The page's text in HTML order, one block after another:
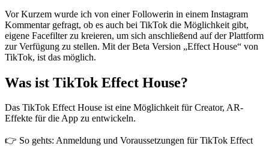
Vor Kurzem wurde ich von einer Followerin in einem Instagram
Kommentar gefragt, ob es auch bei TikTok die Möglichkeit gibt,
eigene Facefilter zu kreieren, um sich anschließend auf der Plattform
zur Verfügung zu stellen. Mit der Beta Version „Effect House“ von
TikTok, ist das möglich.
Was ist TikTok Effect House?
Das TikTok Effect House ist eine Möglichkeit für Creator, AR-
Effekte für die App zu entwickeln.
👉 So gehts: Anmeldung und Voraussetzungen für TikTok Effect